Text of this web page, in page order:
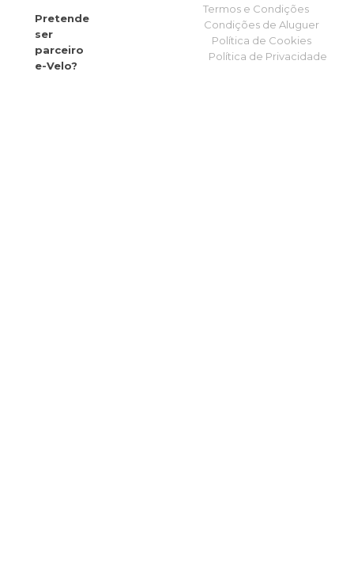
Pretende
ser
parceiro
e-Velo?
Termos e Condições
Condições de Aluguer
Política de Cookies
Política de Privacidade